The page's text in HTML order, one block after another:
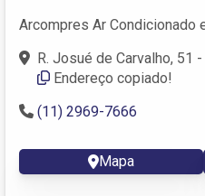
Arcompres Ar Condicionado
R. Josué de Carvalho, 51
Endereço copiado!
(11) 2969-7666
Mapa